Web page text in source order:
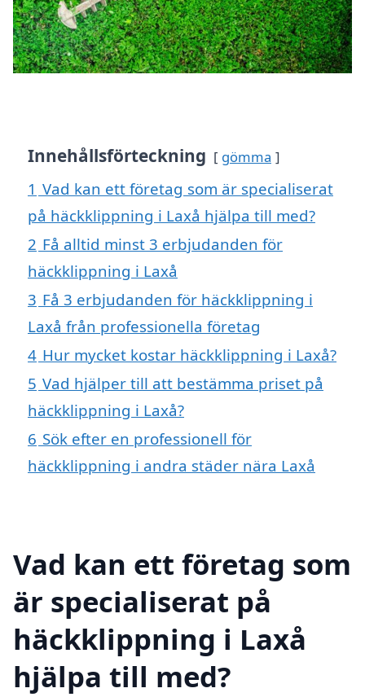
Innehållsförteckning gömma
1 Vad kan ett företag som är specialiserat
på häckklippning i Laxå hjälpa till med?
2 Få alltid minst 3 erbjudanden för
häckklippning i Laxå
3 Få 3 erbjudanden för häckklippning i
Laxå från professionella företag
4 Hur mycket kostar häckklippning i Laxå?
5 Vad hjälper till att bestämma priset på
häckklippning i Laxå?
6 Sök efter en professionell för
häckklippning i andra städer nära Laxå
Vad kan ett företag som
är specialiserat på
häckklippning i Laxå
hjälpa till med?